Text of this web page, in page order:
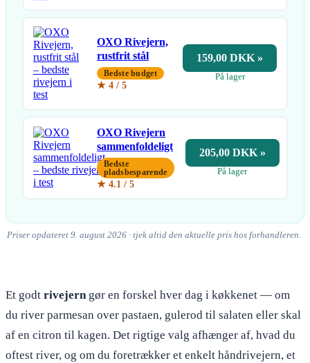
OXO Rivejern,
rustfrit stål
Bedste budget
★ 4 / 5
159,00 DKK »
På lager
OXO Rivejern
sammenfoldeligt
Bedste
pladsbesparende
★ 4.1 / 5
205,00 DKK »
På lager
Priser opdateret 9. august 2026 · tjek altid den aktuelle pris hos forhandleren.
Et godt rivejerngør en forskel hver dag i køkkenet — om
du river parmesan over pastaen, gulerod til salaten eller skal
af en citron til kagen. Det rigtige valg afhænger af, hvad du
oftest river, og om du foretrækker et enkelt håndrivejern, et